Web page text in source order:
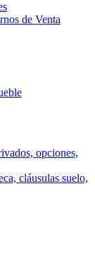
de Venta
opciones,
cláusulas suelo,